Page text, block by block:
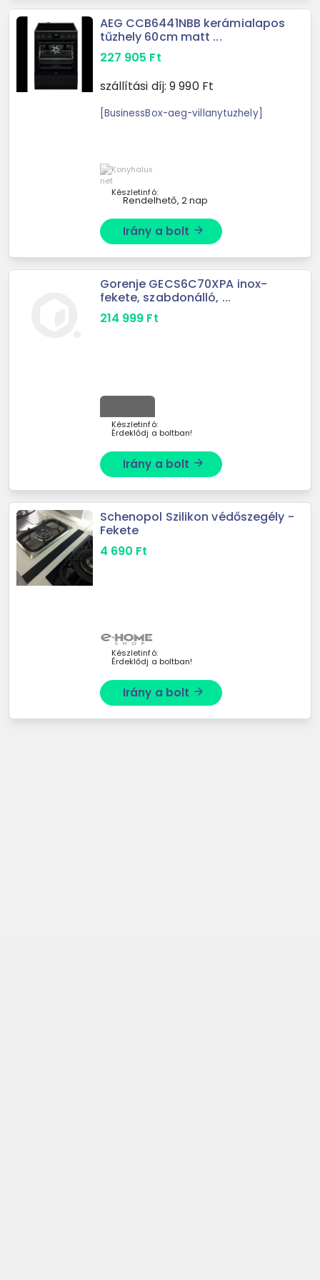
AEG CCB6441NBB kerámialapos
tűzhely 60cm matt ...
227 905 Ft
szállítási díj: 9 990Ft
[BusinessBox-aeg-villanytuzhely]
Készletinfó:
Rendelhető, 2 nap
Irány a bolt arrow_forward
Gorenje GECS6C70XPA inox-
fekete, szabdonálló, ...
214 999 Ft
Készletinfó:
Érdeklődj a boltban!
Irány a bolt arrow_forward
Schenopol Szilikon védőszegély -
Fekete
4 690 Ft
Készletinfó:
Érdeklődj a boltban!
Irány a bolt arrow_forward